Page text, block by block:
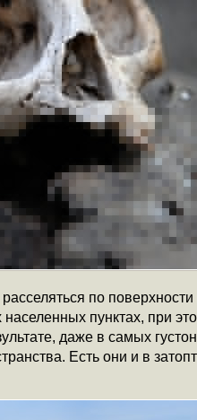
по
пунктах, при
даже в самых
Есть они и в